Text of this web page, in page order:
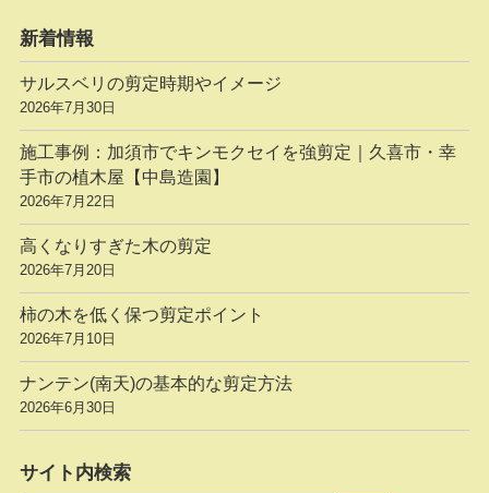
新着情報
サルスベリの剪定時期やイメージ
2026年7月30日
施工事例：加須市でキンモクセイを強剪定｜久喜市・幸
手市の植木屋【中島造園】
2026年7月22日
高くなりすぎた木の剪定
2026年7月20日
柿の木を低く保つ剪定ポイント
2026年7月10日
ナンテン(南天)の基本的な剪定方法
2026年6月30日
サイト内検索